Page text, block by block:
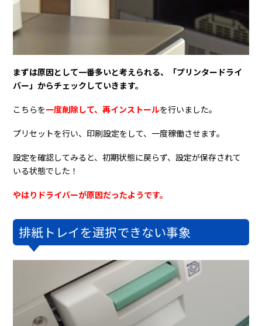
まずは原因として一番多いと考えられる、「プリンタードライ
バー」からチェックしていきます。
こちらを一度削除して、再インストールを行いました。
プリセットを行い、印刷設定をして、一度稼働させます。
設定を確認してみると、初期状態に戻らず、設定が保存されて
いる状態でした！
やはりドライバーが原因だったようです。
排紙トレイを選択できない事象